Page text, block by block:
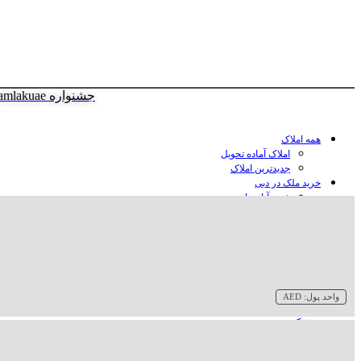
جشنواره amlakuae
همه املاک
املاک آماده تحویل
جدیدترین املاک
خرید ملک در دبی
خرید آپارتمان در دبی
واحد پول: AED